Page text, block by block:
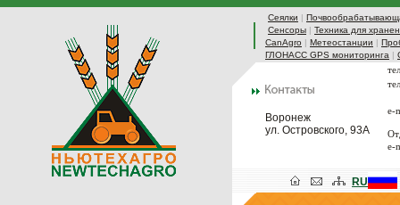
Сеялки |
Сенсоры | Техника для
CanAgro | Метеостанции |
ГЛОНАСС GPS мониторинга |
Воронеж
ул. Островского, 93А
e-
e-
RU